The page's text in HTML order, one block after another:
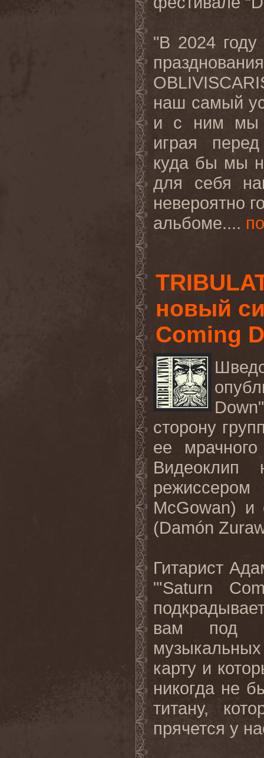
"В 2024
наш самый
и с ним мы
играя
куда бы мы
для себя
невероятно
альбоме....
новый
Coming
сторону
ее
Видеоклип
McGowan) и
(Damón
Гитарист
"'Saturn
вам под
карту и
никогда не
титану,
прячется у